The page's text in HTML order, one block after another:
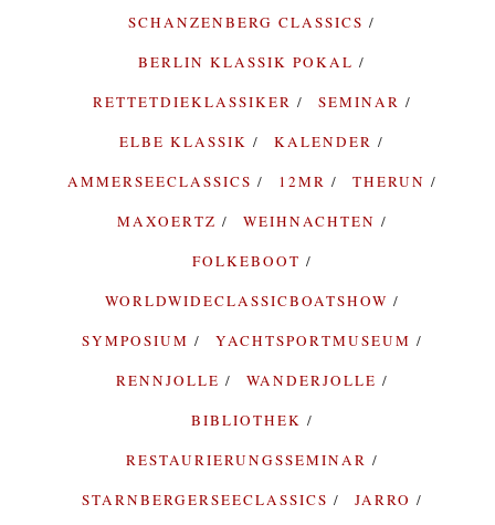
SCHANZENBERG CLASSICS
BERLIN KLASSIK POKAL
RETTETDIEKLASSIKER
SEMINAR
ELBE KLASSIK
KALENDER
AMMERSEECLASSICS
12MR
THERUN
MAXOERTZ
WEIHNACHTEN
FOLKEBOOT
WORLDWIDECLASSICBOATSHOW
SYMPOSIUM
YACHTSPORTMUSEUM
RENNJOLLE
WANDERJOLLE
BIBLIOTHEK
RESTAURIERUNGSSEMINAR
STARNBERGERSEECLASSICS
JARRO